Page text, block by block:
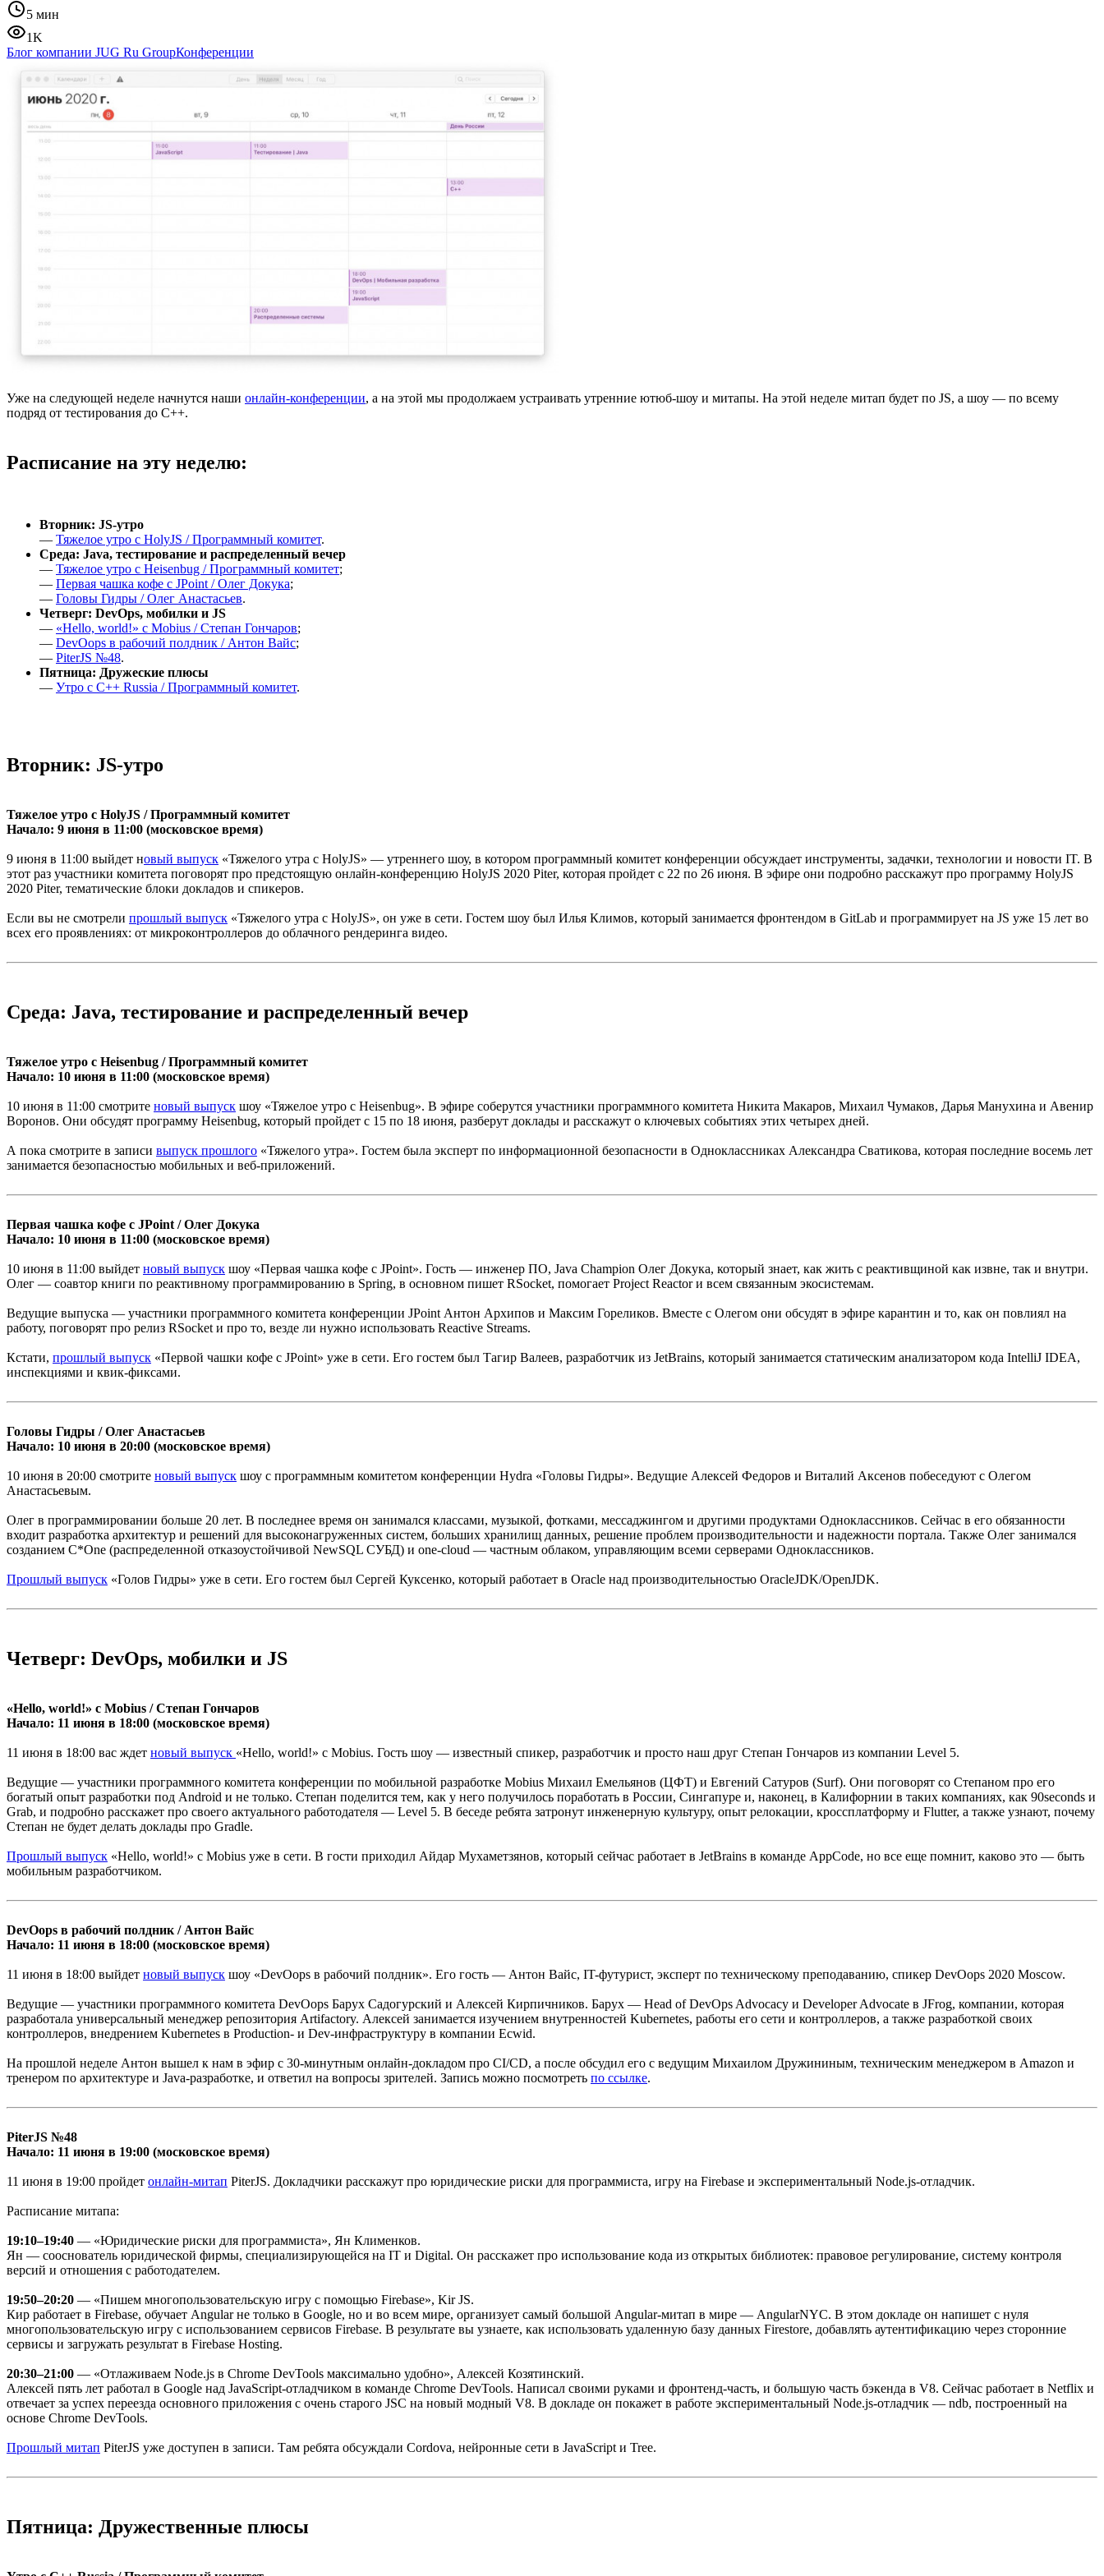
5 мин
1K
Блог компании JUG Ru GroupКонференции
Уже на следующей неделе начнутся наши онлайн-конференции, а на этой мы продолжаем устраивать утренние ютюб-шоу и митапы. На этой неделе митап будет по JS, а шоу — по всему
подряд от тестирования до C++.
Расписание на эту неделю:
Вторник: JS-утро
— Тяжелое утро с HolyJS / Программный комитет.
Среда: Java, тестирование и распределенный вечер
— Тяжелое утро с Heisenbug / Программный комитет;
— Первая чашка кофе с JPoint / Олег Докука;
— Головы Гидры / Олег Анастасьев.
Четверг: DevOps, мобилки и JS
— «Hello, world!» с Mobius / Cтепан Гончаров;
— DevOops в рабочий полдник / Антон Вайс;
— PiterJS №48.
Пятница: Дружеские плюсы
— Утро с C++ Russia / Программный комитет.
Вторник: JS-утро
Тяжелое утро с HolyJS / Программный комитет
Начало: 9 июня в 11:00 (московское время)
9 июня в 11:00 выйдет новый выпуск «Тяжелого утра с HolyJS» — утреннего шоу, в котором программный комитет конференции обсуждает инструменты, задачки, технологии и новости IT. В
этот раз участники комитета поговорят про предстоящую онлайн-конференцию HolyJS 2020 Piter, которая пройдет с 22 по 26 июня. В эфире они подробно расскажут про программу HolyJS
2020 Piter, тематические блоки докладов и спикеров.
Если вы не смотрели прошлый выпуск «Тяжелого утра с HolyJS», он уже в сети. Гостем шоу был Илья Климов, который занимается фронтендом в GitLab и программирует на JS уже 15 лет во
всех его проявлениях: от микроконтроллеров до облачного рендеринга видео.
Среда: Java, тестирование и распределенный вечер
Тяжелое утро с Heisenbug / Программный комитет
Начало: 10 июня в 11:00 (московское время)
10 июня в 11:00 смотрите новый выпуск шоу «Тяжелое утро с Heisenbug». В эфире соберутся участники программного комитета Никита Макаров, Михаил Чумаков, Дарья Манухина и Авенир
Воронов. Они обсудят программу Heisenbug, который пройдет c 15 по 18 июня, разберут доклады и расскажут о ключевых событиях этих четырех дней.
А пока смотрите в записи выпуск прошлого «Тяжелого утра». Гостем была эксперт по информационной безопасности в Одноклассниках Александра Сватикова, которая последние восемь лет
занимается безопасностью мобильных и веб-приложений.
Первая чашка кофе с JPoint / Олег Докука
Начало: 10 июня в 11:00 (московское время)
10 июня в 11:00 выйдет новый выпуск шоу «Первая чашка кофе с JPoint». Гость — инженер ПО, Java Champion Олег Докука, который знает, как жить с реактивщиной как извне, так и внутри.
Олег — соавтор книги по реактивному программированию в Spring, в основном пишет RSocket, помогает Project Reactor и всем связанным экосистемам.
Ведущие выпуска — участники программного комитета конференции JPoint Антон Архипов и Максим Гореликов. Вместе с Олегом они обсудят в эфире карантин и то, как он повлиял на
работу, поговорят про релиз RSocket и про то, везде ли нужно использовать Reactive Streams.
Кстати, прошлый выпуск «Первой чашки кофе с JPoint» уже в сети. Его гостем был Тагир Валеев, разработчик из JetBrains, который занимается статическим анализатором кода IntelliJ IDEA,
инспекциями и квик-фиксами.
Головы Гидры / Олег Анастасьев
Начало: 10 июня в 20:00 (московское время)
10 июня в 20:00 смотрите новый выпуск шоу с программным комитетом конференции Hydra «Головы Гидры». Ведущие Алексей Федоров и Виталий Аксенов побеседуют с Олегом
Анастасьевым.
Олег в программировании больше 20 лет. В последнее время он занимался классами, музыкой, фотками, мессаджингом и другими продуктами Одноклассников. Сейчас в его обязанности
входит разработка архитектур и решений для высоконагруженных систем, больших хранилищ данных, решение проблем производительности и надежности портала. Также Олег занимался
созданием С*One (распределенной отказоустойчивой NewSQL СУБД) и one-cloud — частным облаком, управляющим всеми серверами Одноклассников.
Прошлый выпуск «Голов Гидры» уже в сети. Его гостем был Сергей Куксенко, который работает в Oracle над производительностью OracleJDK/OpenJDK.
Четверг: DevOps, мобилки и JS
«Hello, world!» с Mobius / Степан Гончаров
Начало: 11 июня в 18:00 (московское время)
11 июня в 18:00 вас ждет новый выпуск «Hello, world!» с Mobius. Гость шоу — известный спикер, разработчик и просто наш друг Степан Гончаров из компании Level 5.
Ведущие — участники программного комитета конференции по мобильной разработке Mobius Михаил Емельянов (ЦФТ) и Евгений Сатуров (Surf). Они поговорят со Степаном про его
богатый опыт разработки под Android и не только. Степан поделится тем, как у него получилось поработать в России, Сингапуре и, наконец, в Калифорнии в таких компаниях, как 90seconds и
Grab, и подробно расскажет про своего актуального работодателя — Level 5. В беседе ребята затронут инженерную культуру, опыт релокации, кроссплатформу и Flutter, а также узнают, почему
Степан не будет делать доклады про Gradle.
Прошлый выпуск «Hello, world!» с Mobius уже в сети. В гости приходил Айдар Мухаметзянов, который сейчас работает в JetBrains в команде AppCode, но все еще помнит, каково это — быть
мобильным разработчиком.
DevOops в рабочий полдник / Антон Вайс
Начало: 11 июня в 18:00 (московское время)
11 июня в 18:00 выйдет новый выпуск шоу «DevOops в рабочий полдник». Его гость — Антон Вайс, IT-футурист, эксперт по техническому преподаванию, спикер DevOops 2020 Moscow.
Ведущие — участники программного комитета DevOops Барух Садогурский и Алексей Кирпичников. Барух — Head of DevOps Advocacy и Developer Advocate в JFrog, компании, которая
разработала универсальный менеджер репозитория Artifactory. Алексей занимается изучением внутренностей Kubernetes, работы его сети и контроллеров, а также разработкой своих
контроллеров, внедрением Kubernetes в Production- и Dev-инфраструктуру в компании Ecwid.
На прошлой неделе Антон вышел к нам в эфир с 30-минутным онлайн-докладом про CI/CD, а после обсудил его с ведущим Михаилом Дружининым, техническим менеджером в Amazon и
тренером по архитектуре и Java-разработке, и ответил на вопросы зрителей. Запись можно посмотреть по ссылке.
PiterJS №48
Начало: 11 июня в 19:00 (московское время)
11 июня в 19:00 пройдет онлайн-митап PiterJS. Докладчики расскажут про юридические риски для программиста, игру на Firebase и экспериментальный Node.js-отладчик.
Расписание митапа:
19:10–19:40 — «Юридические риски для программиста», Ян Клименков.
Ян — сооснователь юридической фирмы, специализирующейся на IT и Digital. Он расскажет про использование кода из открытых библиотек: правовое регулирование, систему контроля
версий и отношения с работодателем.
19:50–20:20 — «Пишем многопользовательскую игру с помощью Firebase», Kir JS.
Кир работает в Firebase, обучает Angular не только в Google, но и во всем мире, организует самый большой Angular-митап в мире — AngularNYC. В этом докладе он напишет с нуля
многопользовательскую игру с использованием сервисов Firebase. В результате вы узнаете, как использовать удаленную базу данных Firestore, добавлять аутентификацию через сторонние
сервисы и загружать результат в Firebase Hosting.
20:30–21:00 — «Отлаживаем Node.js в Chrome DevTools максимально удобно», Алексей Козятинский.
Алексей пять лет работал в Google над JavaScript-отладчиком в команде Chrome DevTools. Написал своими руками и фронтенд-часть, и большую часть бэкенда в V8. Сейчас работает в Netflix и
отвечает за успех переезда основного приложения с очень старого JSC на новый модный V8. В докладе он покажет в работе экспериментальный Node.js-отладчик — ndb, построенный на
основе Chrome DevTools.
Прошлый митап PiterJS уже доступен в записи. Там ребята обсуждали Cordova, нейронные сети в JavaScript и Tree.
Пятница: Дружественные плюсы